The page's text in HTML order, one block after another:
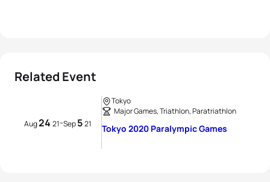
Related Event
Aug24 21-Sep521
Tokyo
Major Games, Triathlon, Paratriathlon
Tokyo 2020 Paralympic Games